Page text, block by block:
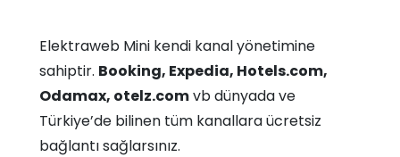
Elektraweb Mini kendi kanal yönetimine
sahiptir. Booking, Expedia, Hotels.com,
Odamax, otelz.comvb dünyada ve
Türkiye’de bilinen tüm kanallara ücretsiz
bağlantı sağlarsınız.